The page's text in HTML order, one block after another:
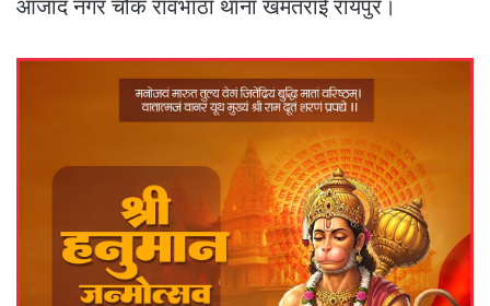
आजाद नगर चौक रावभाठा थाना खमतराई रायपुर।